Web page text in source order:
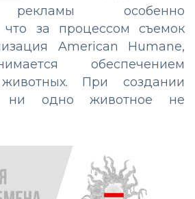
рекламы особенно
что за процессом съемок
American Humane,
обеспечением
животных. При создании
ни одно животное не